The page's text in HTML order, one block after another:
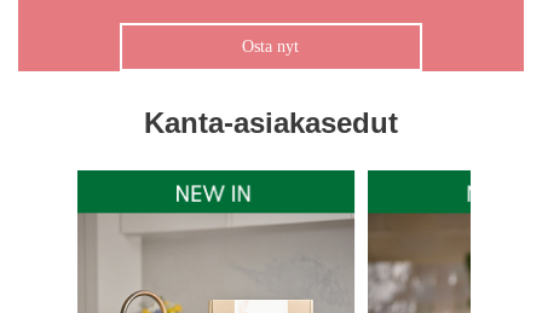
Osta nyt
Kanta-asiakasedut